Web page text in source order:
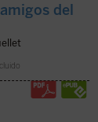
del